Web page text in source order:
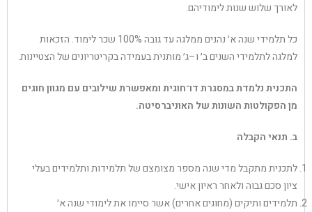
לאורך שלוש שנות לימודיהם.
כל תלמידי שנה א׳ נהנים ממלגה עד גובה 100% שכר לימוד. הזכאות
למלגה לתלמידי השנים ב׳ ו–ג׳ מותנית בעמידה בקריטריונים של הצטיינות.
התכנית נלמדת במסגרת דו־חוגית ומאפשרת שילובים עם מגוון חוגים
מן הפקולטות השונות של האוניברסיטה.
ב. תנאי הקבלה
לתכנית מתקבל מדי שנה מספר מצומצם של תלמידות ותלמידים בעלי
ציון סכם גבוה ולאחר ראיון אישי.
תלמידים ותיקים (מחוגים אחרים) אשר סיימו את לימודי שנה א׳